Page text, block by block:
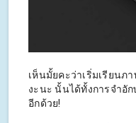
เห็นมั้ยคะว่าเริ่มเรียนภ
งะนะ นั้นได้ทั้งการจำอั
อีกด้วย!